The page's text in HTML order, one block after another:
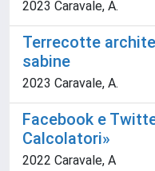
2023 Caravale, A.
Terrecotte
sabine
2023 Caravale, A.
Facebook e
Calcolatori»
2022 Caravale, A